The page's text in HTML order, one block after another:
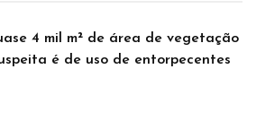
4 mil m² de área de vegetação
é de uso de entorpecentes